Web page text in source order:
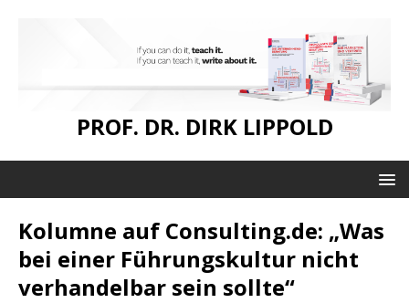
PROF. DR. DIRK LIPPOLD
Kolumne auf Consulting.de: „Was
bei einer Führungskultur nicht
verhandelbar sein sollte“